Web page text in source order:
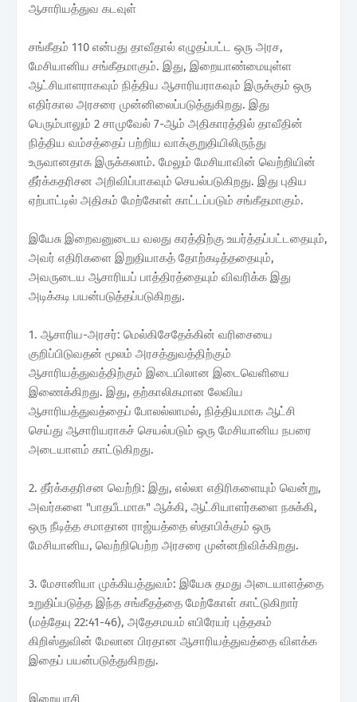
ஆசாரியத்துவ கடவுள்
சங்கீதம் 110 என்பது தாவீதால் எழுதப்பட்ட ஒரு அரச,
மேசியானிய சங்கீதமாகும். இது, இறையாண்மையுள்ள
ஆட்சியாளராகவும் நித்திய ஆசாரியராகவும் இருக்கும் ஒரு
எதிர்கால அரசரை முன்னிலைப்படுத்துகிறது. இது
பெரும்பாலும் 2 சாமுவேல் 7-ஆம் அதிகாரத்தில் தாவீதின்
நித்திய வம்சத்தைப் பற்றிய வாக்குறுதியிலிருந்து
உருவானதாக இருக்கலாம். மேலும் மேசியாவின் வெற்றியின்
தீர்க்கதரிசன அறிவிப்பாகவும் செயல்படுகிறது. இது புதிய
ஏற்பாட்டில் அதிகம் மேற்கோள் காட்டப்படும் சங்கீதமாகும்.
இயேசு இறைவனுடைய வலது கரத்திற்கு உயர்த்தப்பட்டதையும்,
அவர் எதிரிகளை இறுதியாகத் தோற்கடித்ததையும்,
அவருடைய ஆசாரியப் பாத்திரத்தையும் விவரிக்க இது
அடிக்கடி பயன்படுத்தப்படுகிறது.
1. ஆசாரிய-அரசர்: மெல்கிசேதேக்கின் வரிசையை
குறிப்பிடுவதன் மூலம் அரசத்துவத்திற்கும்
ஆசாரியத்துவத்திற்கும் இடையிலான இடைவெளியை
இணைக்கிறது. இது, தற்காலிகமான லேவிய
ஆசாரியத்துவத்தைப் போலல்லாமல், நித்தியமாக ஆட்சி
செய்து ஆசாரியராகச் செயல்படும் ஒரு மேசியானிய நபரை
அடையாளம் காட்டுகிறது.
2. தீர்க்கதரிசன வெற்றி: இது, எல்லா எதிரிகளையும் வென்று,
அவர்களை "பாதபீடமாக" ஆக்கி, ஆட்சியாளர்களை நசுக்கி,
ஒரு நீடித்த சமாதான ராஜ்யத்தை ஸ்தாபிக்கும் ஒரு
மேசியானிய, வெற்றிபெற்ற அரசரை முன்னறிவிக்கிறது.
3. மேசானியா முக்கியத்துவம்: இயேசு தமது அடையாளத்தை
உறுதிப்படுத்த இந்த சங்கீதத்தை மேற்கோள் காட்டுகிறார்
(மத்தேயு 22:41-46), அதேசமயம் எபிரேயர் புத்தகம்
கிறிஸ்துவின் மேலான பிரதான ஆசாரியத்துவத்தை விளக்க
இதைப் பயன்படுத்துகிறது.
இறையாசி